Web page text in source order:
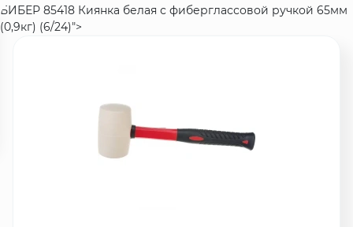
БИБЕР 85418 Киянка белая с фиберглассовой ручкой 65мм
(0,9кг) (6/24)">